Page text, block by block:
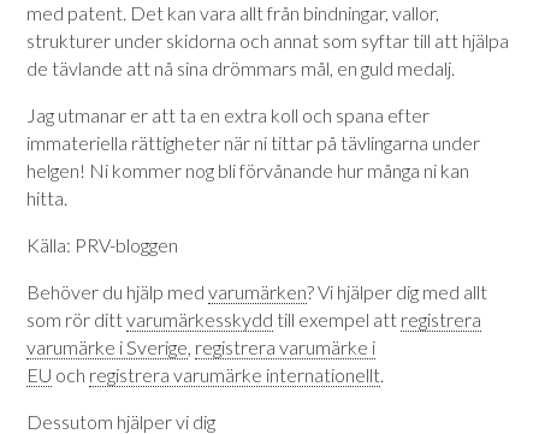
med patent. Det kan vara allt från bindningar, vallor,
strukturer under skidorna och annat som syftar till att hjälpa
de tävlande att nå sina drömmars mål, en guld medalj.
Jag utmanar er att ta en extra koll och spana efter
immateriella rättigheter när ni tittar på tävlingarna under
helgen! Ni kommer nog bli förvånande hur många ni kan
hitta.
Källa: PRV-bloggen
Behöver du hjälp medvarumärken? Vi hjälper dig med allt
som rör dittvarumärkesskydd till exempel att registrera
varumärke i Sverige, registrera varumärke i
EU och registrera varumärke internationellt.
Dessutom hjälper vi dig